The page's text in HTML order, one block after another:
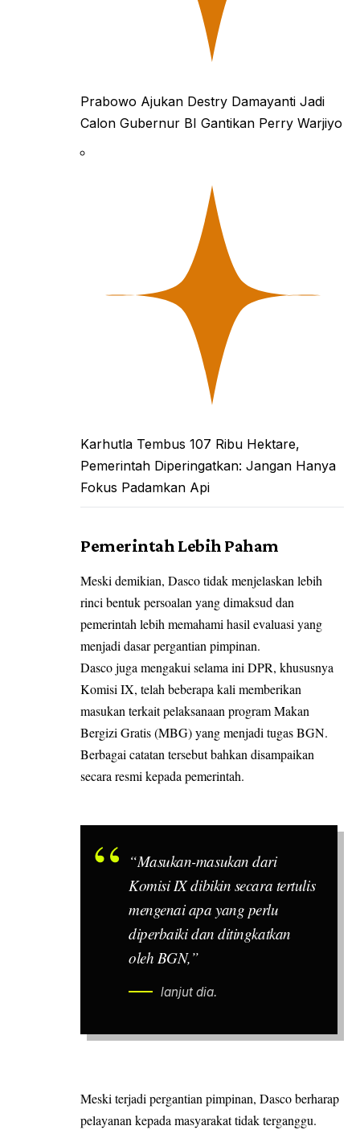
Prabowo Ajukan Destry Damayanti Jadi
Calon Gubernur BI Gantikan Perry Warjiyo
Karhutla Tembus 107 Ribu Hektare,
Pemerintah Diperingatkan: Jangan Hanya
Fokus Padamkan Api
Pemerintah Lebih Paham
Meski demikian, Dasco tidak menjelaskan lebih
rinci bentuk persoalan yang dimaksud dan
pemerintah lebih memahami hasil evaluasi yang
menjadi dasar pergantian pimpinan.
Dasco juga mengakui selama ini DPR, khususnya
Komisi IX, telah beberapa kali memberikan
masukan terkait pelaksanaan program Makan
Bergizi Gratis (MBG) yang menjadi tugas BGN.
Berbagai catatan tersebut bahkan disampaikan
secara resmi kepada pemerintah.
“Masukan-masukan dari
Komisi IX dibikin secara tertulis
mengenai apa yang perlu
diperbaiki dan ditingkatkan
oleh BGN,”
lanjut dia.
Meski terjadi pergantian pimpinan, Dasco berharap
pelayanan kepada masyarakat tidak terganggu.